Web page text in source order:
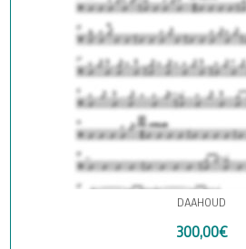
DAAHOUD
300,00€